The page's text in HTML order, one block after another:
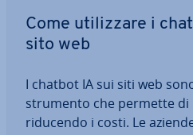
Come uti­liz­za­re i
sito web
I chatbot IA sui siti web
strumento che permette di
riducendo i costi. Le